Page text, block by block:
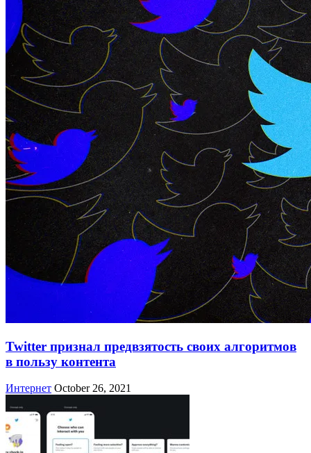
Twitter признал предвзятость своих алгоритмов
в пользу контента
Интернет October 26, 2021